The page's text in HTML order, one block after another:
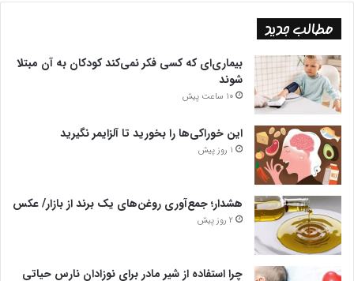
مطالب جدید
بیماری‌ای که کسی فکر نمی‌کند کودکان به آن مبتلا
شوند
10 ساعت پیش
این خوراکی‌ها را بخورید تا آلزایمر نگیرید
1 روز پیش
هشدار؛ جمع‌آوری روغن‌های یک برند از بازار/ عکس
2 روز پیش
چرا استفاده از شیر مادر برای نوزادان نارس حیاتی